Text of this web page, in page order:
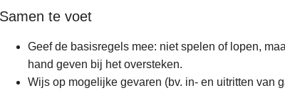
Samen te voet
Geef de basisregels mee: niet spelen of lopen,
hand geven bij het oversteken.
Wijs op mogelijke gevaren (bv. in- en uitritten van